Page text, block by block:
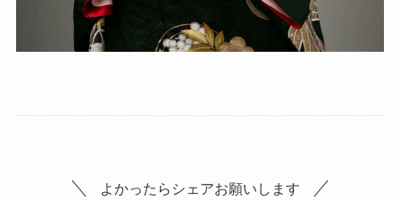
よかったらシェアお願いします